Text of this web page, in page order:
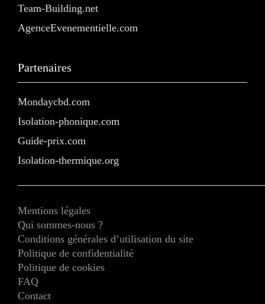
Team-Building.net
AgenceEvenementielle.com
Partenaires
Mondaycbd.com
Isolation-phonique.com
Guide-prix.com
Isolation-thermique.org
Mentions légales
Qui sommes-nous ?
Conditions générales d’utilisation du site
Politique de confidentialité
Politique de cookies
FAQ
Contact